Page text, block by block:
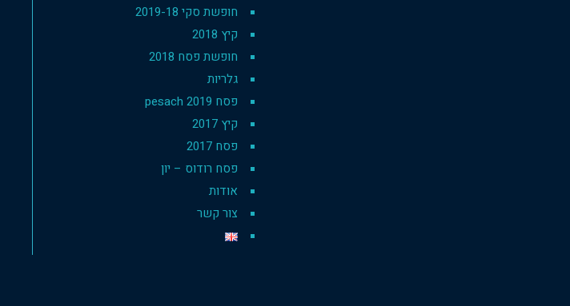
חופשת סקי 2019-18
קיץ 2018
חופשת פסח 2018
גלריות
פסח 2019 pesach
קיץ 2017
פסח 2017
פסח רודוס – יון
אודות
צור קשר